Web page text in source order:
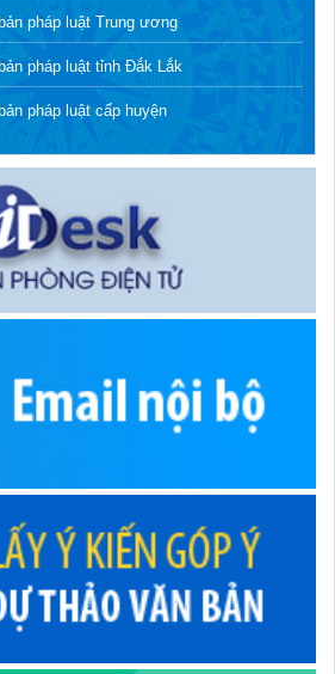
pháp luật Trung ương
pháp luật tỉnh Đắk Lắk
pháp luật cấp huyện